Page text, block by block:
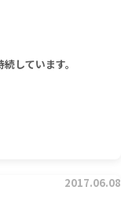
しています。
2017.06.08